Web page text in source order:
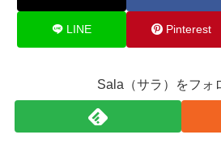
LINE Pinterest
Sala（サラ）をフォ